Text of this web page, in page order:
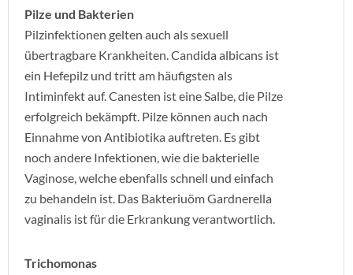
Pilze und Bakterien
Pilzinfektionen gelten auch als sexuell
übertragbare Krankheiten. Candida albicans ist
ein Hefepilz und tritt am häufigsten als
Intiminfekt auf. Canesten ist eine Salbe, die Pilze
erfolgreich bekämpft. Pilze können auch nach
Einnahme von Antibiotika auftreten. Es gibt
noch andere Infektionen, wie die bakterielle
Vaginose, welche ebenfalls schnell und einfach
zu behandeln ist. Das Bakteriuöm Gardnerella
vaginalis ist für die Erkrankung verantwortlich.
Trichomonas